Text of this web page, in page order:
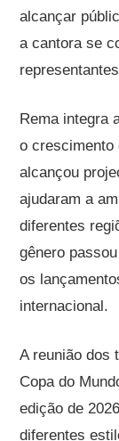
alcançar
a cantora se
Rema integra
o crescimento
alcançou
ajudaram a
diferentes
gênero
os
internacional.
A reunião dos
Copa do
edição de
diferentes